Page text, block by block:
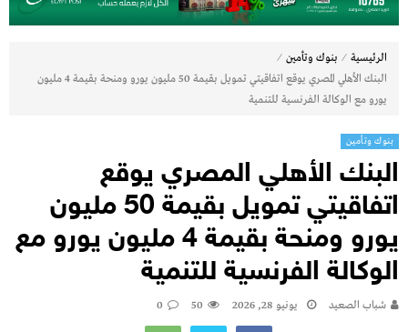
الرئيسية ⁄ بنوك وتأمين ⁄
البنك الأهلي المصري يوقع اتفاقيتي تمويل بقيمة 50 مليون يورو ومنحة بقيمة 4 مليون
يورو مع الوكالة الفرنسية للتنمية
بنوك وتأمين
البنك الأهلي المصري يوقع
اتفاقيتي تمويل بقيمة 50 مليون
يورو ومنحة بقيمة 4 مليون يورو مع
الوكالة الفرنسية للتنمية
شباب الصعيد يونيو 28, 2026 50
0